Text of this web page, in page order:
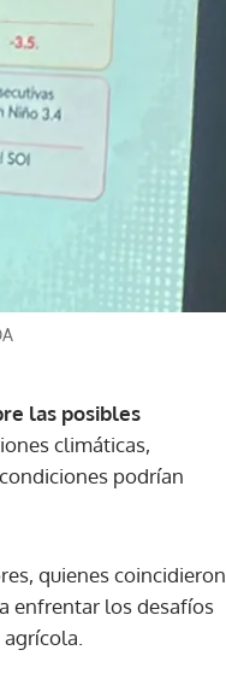
las posibles
climáticas,
podrían
quienes coincidieron
enfrentar los desafíos